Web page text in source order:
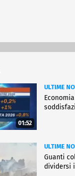
01:52
ULTIME
ULTIME
Guanti
dividersi